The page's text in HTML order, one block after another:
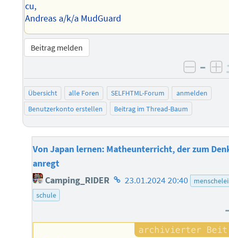
cu,
Andreas a/k/a MudGuard
Beitrag melden
–
Übersicht alle Foren SELFHTML-Forum
anmelden
Benutzerkonto erstellen
Beitrag im Thread-Baum
Von Japan lernen: Matheunterricht, der zum
anregt
Camping_RIDER Homepage
23.01.2024 20:40
menschelei
schule